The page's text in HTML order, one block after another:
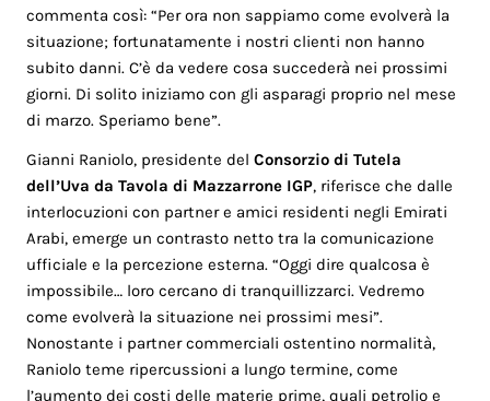
commenta così: “Per ora non sappiamo come evolverà la
situazione; fortunatamente i nostri clienti non hanno
subito danni. C’è da vedere cosa succederà nei prossimi
giorni. Di solito iniziamo con gli asparagi proprio nel mese
di marzo. Speriamo bene”.
Gianni Raniolo, presidente delConsorzio di Tutela
dell’Uva da Tavola di Mazzarrone IGP, riferisce che dalle
interlocuzioni con partner e amici residenti negli Emirati
Arabi, emerge un contrasto netto tra la comunicazione
ufficiale e la percezione esterna. “Oggi dire qualcosa è
impossibile… loro cercano di tranquillizzarci. Vedremo
come evolverà la situazione nei prossimi mesi”.
Nonostante i partner commerciali ostentino normalità,
Raniolo teme ripercussioni a lungo termine, come
l’aumento dei costi delle materie prime, quali petrolio e